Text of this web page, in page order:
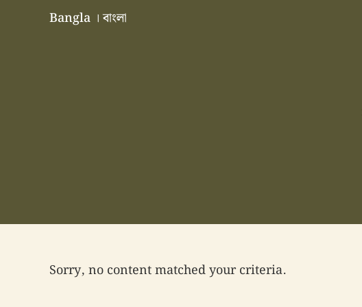
Skip to main content
Skip to header right navigation
Skip to site footer
Bangla । বাংলা
Sorry, no content matched your criteria.